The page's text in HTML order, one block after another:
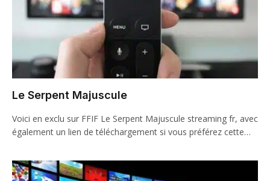
Le Serpent Majuscule
Voici en exclu sur FFIF Le Serpent Majuscule streaming fr, avec
également un lien de téléchargement si vous préférez cette…